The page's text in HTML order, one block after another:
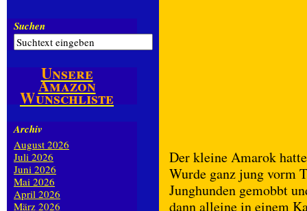
Der kleine Amarok
Wurde ganz jung vorm
Junghunden gemobbt
dann alleine in einem
Suchen
Unsere
Amazon
Wunschliste
Archiv
August 2026
Juli 2026
Juni 2026
Mai 2026
April 2026
März 2026